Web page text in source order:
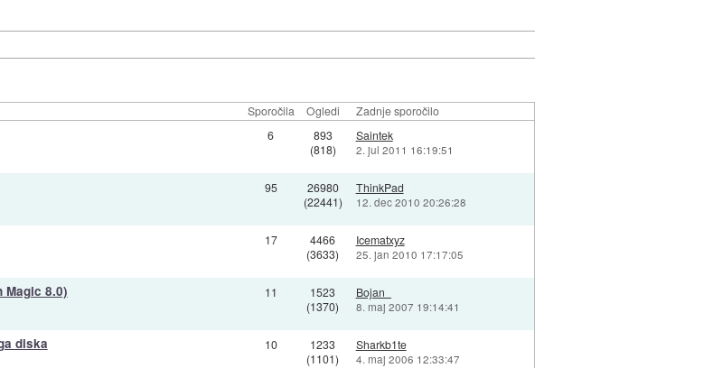
Sporočila Ogledi Zadnje sporočilo
6
893
(818)
Saintek
2. jul 2011 16:19:51
95
26980
(22441)
ThinkPad
12. dec 2010 20:26:28
17
4466
(3633)
Icematxyz
25. jan 2010 17:17:05
Magic 8.0) 11
1523
(1370)
Bojan_
8. maj 2007 19:14:41
diska 10
1233
(1101)
Sharkb1te
4. maj 2006 12:33:47